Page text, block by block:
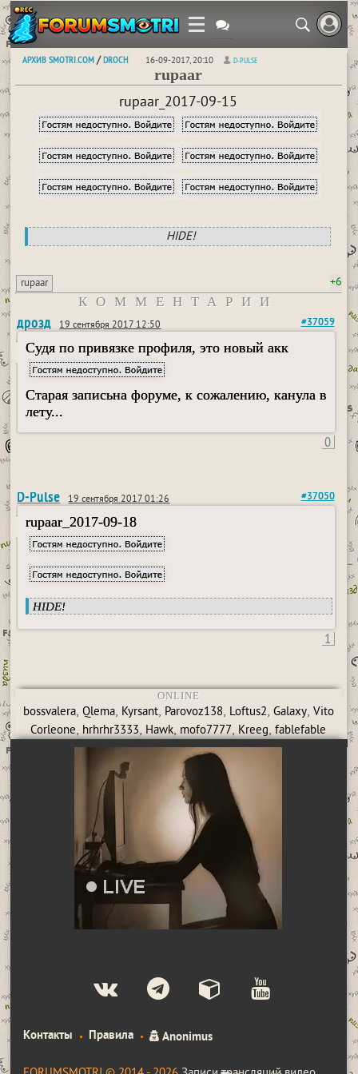
АРХИВ SMOTRI.COM /DROCH 16-09-2017, 20:10 D-PULSE
rupaar
rupaar_2017-09-15
HIDE!
rupaar +6
КОММЕНТАРИИ
дрозд 19 сентября 2017 12:50 #37059
Судя по привязке профиля, это новый акк
Старая записьна форуме, к сожалению, канула в
лету...
0
D-Pulse 19 сентября 2017 01:26 #37050
rupaar_2017-09-18
HIDE!
1
ONLINE
bossvalera, Qlema, Kyrsant, Parovoz138, Loftus2, Galaxy, Vito
Corleone, hrhrhr3333, Hawk, mofo7777, Kreeg,fablefable
Контакты Правила Anonimus